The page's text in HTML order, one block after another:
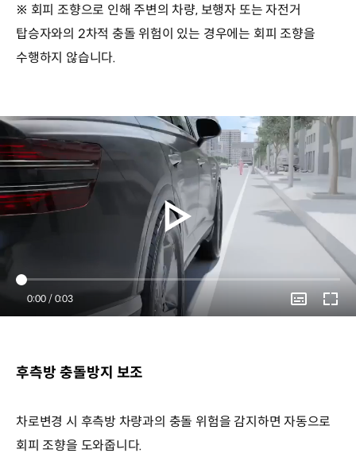
※ 회피 조향으로 인해 주변의 차량, 보행자 또는 자전거
탑승자와의 2차적 충돌 위험이 있는 경우에는 회피 조향을
수행하지 않습니다.
Current
Time
0:00 / Duration
0:03
후측방 충돌방지 보조
차로변경 시 후측방 차량과의 충돌 위험을 감지하면 자동으로
회피 조향을 도와줍니다.